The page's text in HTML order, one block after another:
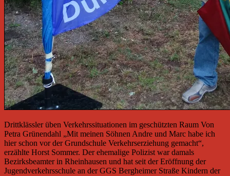
Drittklässler üben Verkehrssituationen im geschützten Raum Von
Petra Grünendahl „Mit meinen Söhnen Andre und Marc habe ich
hier schon vor der Grundschule Verkehrserziehung gemacht“,
erzählte Horst Sommer. Der ehemalige Polizist war damals
Bezirksbeamter in Rheinhausen und hat seit der Eröffnung der
Jugendverkehrsschule an der GGS Bergheimer Straße Kindern der